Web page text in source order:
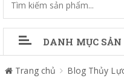
DANH MỤC
Trang chủ
Blog Thủy